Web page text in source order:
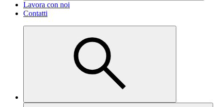
Lavora con noi
Contatti